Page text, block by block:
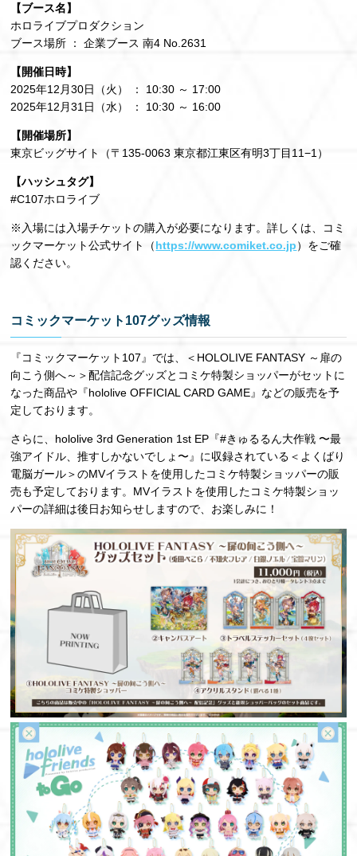
【ブース名】
ホロライブプロダクション
ブース場所 ： 企業ブース 南4 No.2631
【開催日時】
2025年12月30日（火） ： 10:30 ～ 17:00
2025年12月31日（水） ： 10:30 ～ 16:00
【開催場所】
東京ビッグサイト（〒135-0063 東京都江東区有明3丁目11−1）
【ハッシュタグ】
#C107ホロライブ
※入場には入場チケットの購入が必要になります。詳しくは、コミ
ックマーケット公式サイト（https://www.comiket.co.jp）をご確
認ください。
コミックマーケット107グッズ情報
『コミックマーケット107』では、＜HOLOLIVE FANTASY ～扉の
向こう側へ～＞配信記念グッズとコミケ特製ショッパーがセットに
なった商品や『hololive OFFICIAL CARD GAME』などの販売を予
定しております。
さらに、hololive 3rd Generation 1st EP『#きゅるるん大作戦 〜最
強アイドル、推すしかないでしょ〜』に収録されている＜よくばり
電脳ガール＞のMVイラストを使用したコミケ特製ショッパーの販
売も予定しております。MVイラストを使用したコミケ特製ショッ
パーの詳細は後日お知らせしますので、お楽しみに！